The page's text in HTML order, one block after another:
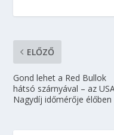
ELŐZŐ
Gond lehet a Red Bullok
hátsó szárnyával – az
Nagydíj időmérője élőben